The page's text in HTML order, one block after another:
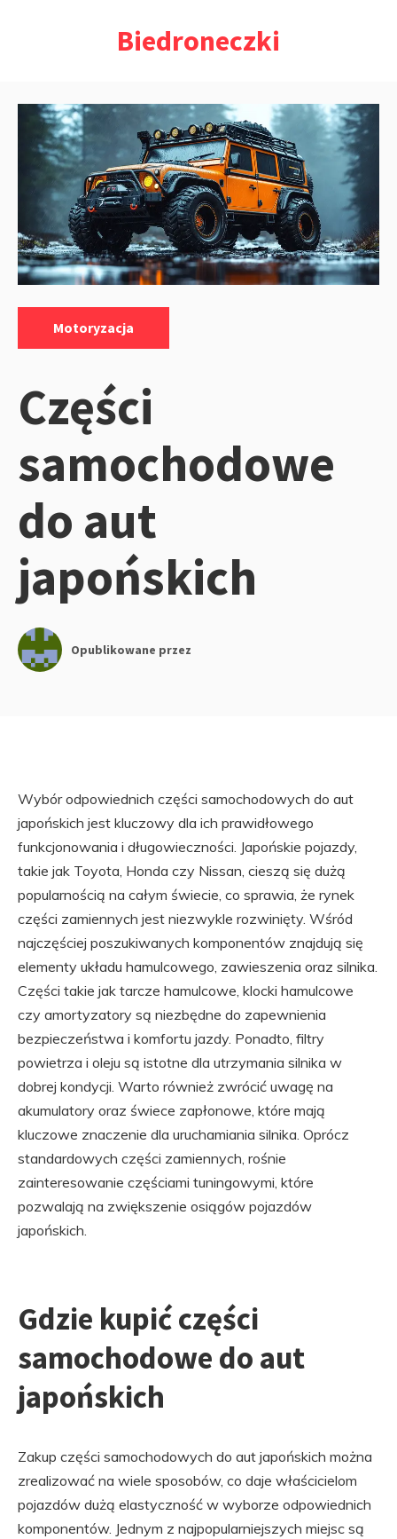
Biedroneczki
Motoryzacja
Części
samochodowe
do aut
japońskich
Opublikowane przez
Wybór odpowiednich części samochodowych do aut
japońskich jest kluczowy dla ich prawidłowego
funkcjonowania i długowieczności. Japońskie pojazdy,
takie jak Toyota, Honda czy Nissan, cieszą się dużą
popularnością na całym świecie, co sprawia, że rynek
części zamiennych jest niezwykle rozwinięty. Wśród
najczęściej poszukiwanych komponentów znajdują się
elementy układu hamulcowego, zawieszenia oraz silnika.
Części takie jak tarcze hamulcowe, klocki hamulcowe
czy amortyzatory są niezbędne do zapewnienia
bezpieczeństwa i komfortu jazdy. Ponadto, filtry
powietrza i oleju są istotne dla utrzymania silnika w
dobrej kondycji. Warto również zwrócić uwagę na
akumulatory oraz świece zapłonowe, które mają
kluczowe znaczenie dla uruchamiania silnika. Oprócz
standardowych części zamiennych, rośnie
zainteresowanie częściami tuningowymi, które
pozwalają na zwiększenie osiągów pojazdów
japońskich.
Gdzie kupić części
samochodowe do aut
japońskich
Zakup części samochodowych do aut japońskich można
zrealizować na wiele sposobów, co daje właścicielom
pojazdów dużą elastyczność w wyborze odpowiednich
komponentów. Jednym z najpopularniejszych miejsc są